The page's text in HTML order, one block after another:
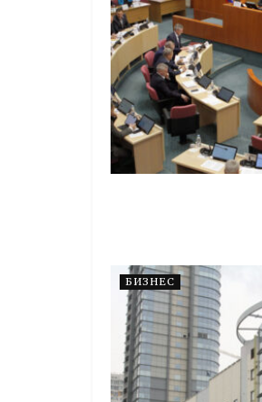
БИЗНЕС